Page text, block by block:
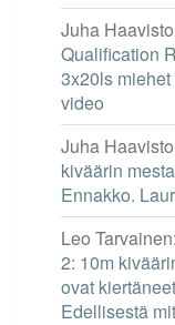
Juha Haavisto
Qualification
3x20ls
video
Juha Haavisto
kiväärin
Ennakko.
Leo Tarvainen:
2: 10m
ovat
Edellisestä